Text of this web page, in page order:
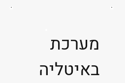
מערכת
באיטליה